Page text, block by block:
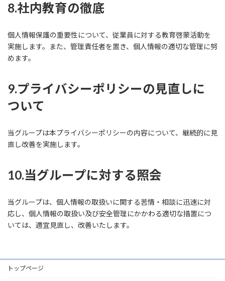
8.社内教育の徹底
個人情報保護の重要性について、従業員に対する教育啓蒙活動を
実施します。また、管理責任者を置き、個人情報の適切な管理に努
めます。
9.プライバシーポリシーの見直しに
ついて
当グループは本プライバシーポリシーの内容について、継続的に見
直し改善を実施します。
10.当グループに対する照会
当グループは、個人情報の取扱いに関する苦情・相談に迅速に対
応し、個人情報の取扱い及び安全管理にかかわる適切な措置につ
いては、適宜見直し、改善いたします。
トップページ